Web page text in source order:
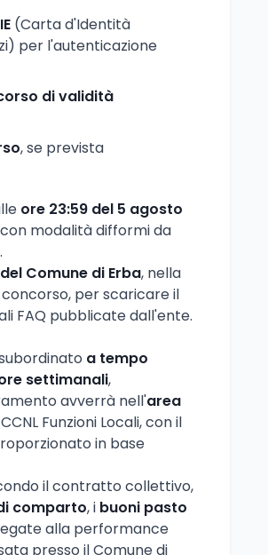
(Carta d'Identità
per l'autenticazione
di validità
, se prevista
ore 23:59 del 5 agosto
modalità difformi da
Comune di Erba, nella
per scaricare il
FAQ pubblicate dall'ente.
a tempo
settimanali,
avverrà nell'area
Funzioni Locali, con il
in base
il contratto collettivo,
comparto, i buoni pasto
alla performance
presso il Comune di